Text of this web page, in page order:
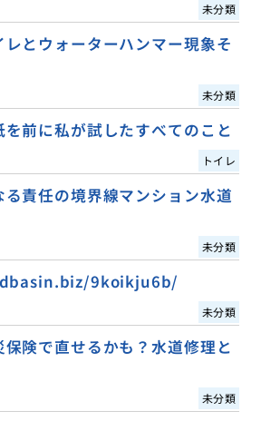
未分類
とウォーターハンマー現象そ
未分類
前に私が試したすべてのこと
トイレ
責任の境界線マンション水道
未分類
9koikju6b/
未分類
険で直せるかも？水道修理と
未分類